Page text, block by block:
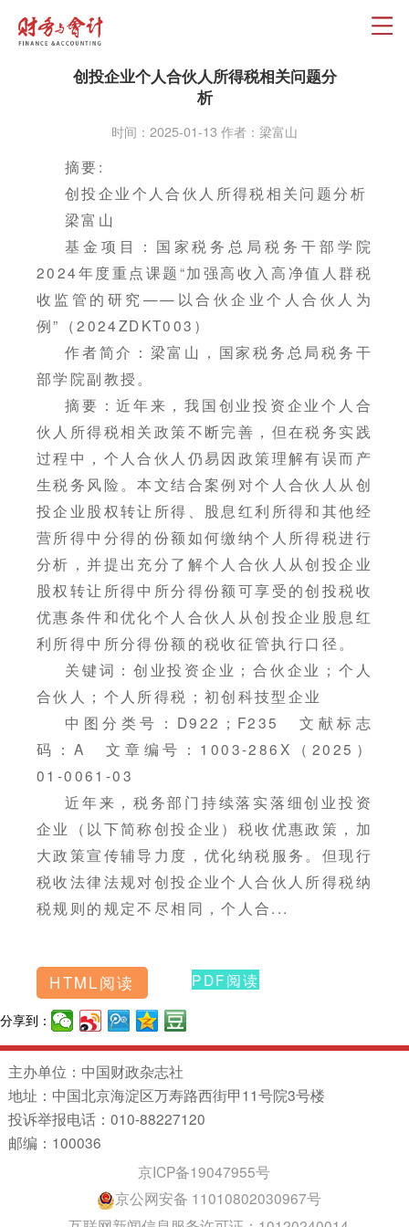
创投企业个人合伙人所得税相关问题分
析
时间：2025-01-13 作者：梁富山
摘要:
创投企业个人合伙人所得税相关问题分析
梁富山
基金项目：国家税务总局税务干部学院
2024年度重点课题“加强高收入高净值人群税
收监管的研究——以合伙企业个人合伙人为
例”（2024ZDKT003）
作者简介：梁富山，国家税务总局税务干
部学院副教授。
摘要：近年来，我国创业投资企业个人合
伙人所得税相关政策不断完善，但在税务实践
过程中，个人合伙人仍易因政策理解有误而产
生税务风险。本文结合案例对个人合伙人从创
投企业股权转让所得、股息红利所得和其他经
营所得中分得的份额如何缴纳个人所得税进行
分析，并提出充分了解个人合伙人从创投企业
股权转让所得中所分得份额可享受的创投税收
优惠条件和优化个人合伙人从创投企业股息红
利所得中所分得份额的税收征管执行口径。
关键词：创业投资企业；合伙企业；个人
合伙人；个人所得税；初创科技型企业
中图分类号：D922；F235 文献标志
码：A 文章编号：1003-286X（2025）
01-0061-03
近年来，税务部门持续落实落细创业投资
企业（以下简称创投企业）税收优惠政策，加
大政策宣传辅导力度，优化纳税服务。但现行
税收法律法规对创投企业个人合伙人所得税纳
税规则的规定不尽相同，个人合...
HTML阅读 PDF阅读
分享到：
主办单位：中国财政杂志社
地址：中国北京海淀区万寿路西街甲11号院3号楼
投诉举报电话：010-88227120
邮编：100036
京ICP备19047955号
京公网安备 11010802030967号